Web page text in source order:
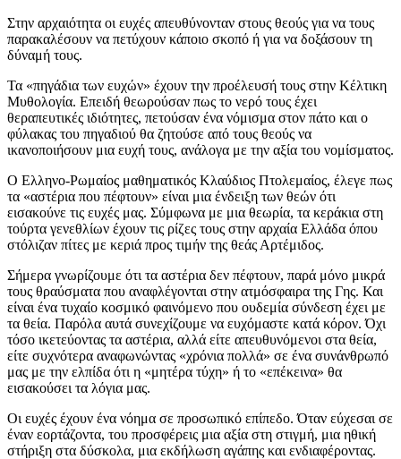
Στην αρχαιότητα οι ευχές απευθύνονταν στους θεούς για να τους
παρακαλέσουν να πετύχουν κάποιο σκοπό ή για να δοξάσουν τη
δύναμή τους.
Τα «πηγάδια των ευχών» έχουν την προέλευσή τους στην Κέλτικη
Μυθολογία. Επειδή θεωρούσαν πως το νερό τους έχει
θεραπευτικές ιδιότητες, πετούσαν ένα νόμισμα στον πάτο και ο
φύλακας του πηγαδιού θα ζητούσε από τους θεούς να
ικανοποιήσουν μια ευχή τους, ανάλογα με την αξία του νομίσματος.
Ο Ελληνο-Ρωμαίος μαθηματικός Κλαύδιος Πτολεμαίος, έλεγε πως
τα «αστέρια που πέφτουν» είναι μια ένδειξη των θεών ότι
εισακούνε τις ευχές μας. Σύμφωνα με μια θεωρία, τα κεράκια στη
τούρτα γενεθλίων έχουν τις ρίζες τους στην αρχαία Ελλάδα όπου
στόλιζαν πίτες με κεριά προς τιμήν της θεάς Αρτέμιδος.
Σήμερα γνωρίζουμε ότι τα αστέρια δεν πέφτουν, παρά μόνο μικρά
τους θραύσματα που αναφλέγονται στην ατμόσφαιρα της Γης. Και
είναι ένα τυχαίο κοσμικό φαινόμενο που ουδεμία σύνδεση έχει με
τα θεία. Παρόλα αυτά συνεχίζουμε να ευχόμαστε κατά κόρον. Όχι
τόσο ικετεύοντας τα αστέρια, αλλά είτε απευθυνόμενοι στα θεία,
είτε συχνότερα αναφωνώντας «χρόνια πολλά» σε ένα συνάνθρωπό
μας με την ελπίδα ότι η «μητέρα τύχη» ή το «επέκεινα» θα
εισακούσει τα λόγια μας.
Οι ευχές έχουν ένα νόημα σε προσωπικό επίπεδο. Όταν εύχεσαι σε
έναν εορτάζοντα, του προσφέρεις μια αξία στη στιγμή, μια ηθική
στήριξη στα δύσκολα, μια εκδήλωση αγάπης και ενδιαφέροντας.